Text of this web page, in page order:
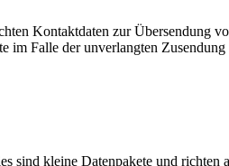
Kontaktdaten zur Übersendung
im Falle der unverlangten
sind kleine Datenpakete und